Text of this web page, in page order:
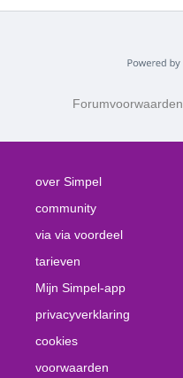
Forumvoorwaarden
over Simpel
community
via via voordeel
tarieven
Mijn Simpel-app
privacyverklaring
cookies
voorwaarden